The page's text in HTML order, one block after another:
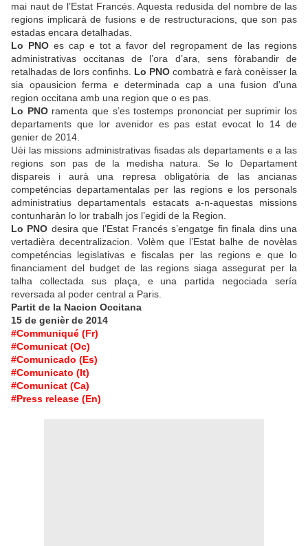
mai naut de l’Estat Francés. Aquesta redusida del nombre de las
regions implicarà de fusions e de restructuracions, que son pas
estadas encara detalhadas.
Lo PNO es cap e tot a favor del regropament de las regions
administrativas occitanas de l’ora d’ara, sens fòrabandir de
retalhadas de lors confinhs. Lo PNO combatrà e farà conèisser la
sia opausicion ferma e determinada cap a una fusion d’una
region occitana amb una region que o es pas.
Lo PNOramenta que s’es tostemps prononciat per suprimir los
departaments que lor avenidor es pas estat evocat lo 14 de
genier de 2014.
Uèi las missions administrativas fisadas als departaments e a las
regions son pas de la medisha natura. Se lo Departament
dispareis i aurà una represa obligatòria de las ancianas
competéncias departamentalas per las regions e los personals
administratius departamentals estacats a-n-aquestas missions
contunharàn lo lor trabalh jos l’egidi de la Region.
Lo PNO desira que l’Estat Francés s’engatge fin finala dins una
vertadièra decentralizacion. Volèm que l’Estat balhe de novèlas
competéncias legislativas e fiscalas per las regions e que lo
financiament del budget de las regions siaga assegurat per la
talha collectada sus plaça, e una partida negociada sería
reversada al poder central a Paris.
Partit de la Nacion Occitana
15 de genièr de 2014
#Communiqué (Fr)
#Comunicat (Oc)
#Comunicado (Es)
#Comunicato (It)
#Comunicat (Ca)
#Press release (En)